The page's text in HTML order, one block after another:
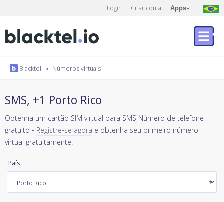
Login Criar conta Apps
Blacktel » Números virtuais
SMS, +1 Porto Rico
Obtenha um cartão SIM virtual para SMS Número de telefone
gratuito - Registre-se agora e obtenha seu primeiro número
virtual gratuitamente.
País